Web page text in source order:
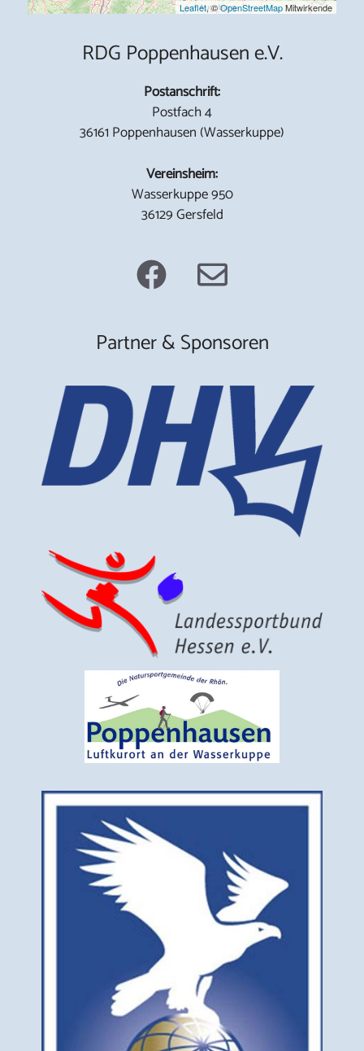
Leaflet, ©OpenStreetMapMitwirkende
RDG Poppenhausen e.V.
Postanschrift:
Postfach 4
36161 Poppenhausen (Wasserkuppe)
Vereinsheim:
Wasserkuppe 950
36129 Gersfeld
Partner & Sponsoren